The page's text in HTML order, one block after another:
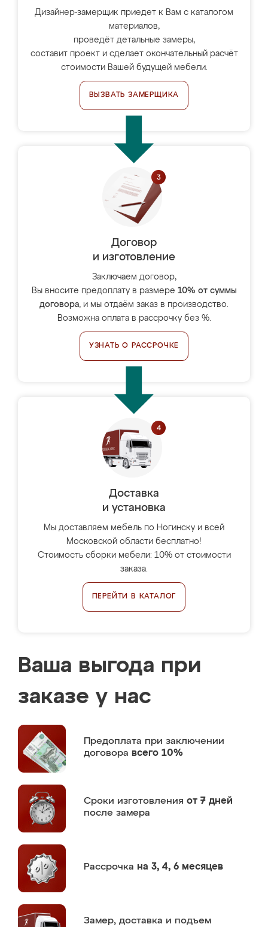
Дизайнер-замерщик приедет к Вам с каталогом
материалов,
проведёт детальные замеры,
составит проект и сделает окончательный расчёт
стоимости Вашей будущей мебели.
ВЫЗВАТЬ ЗАМЕРЩИКА
Договор
и изготовление
Заключаем договор,
Вы вносите предоплату в размере 10% от суммы
договора, и мы отдаём заказ в производство.
Возможна оплата в рассрочку без %.
УЗНАТЬ О РАССРОЧКЕ
Доставка
и установка
Мы доставляем мебель по Ногинску и всей
Московской области бесплатно!
Стоимость сборки мебели: 10% от стоимости
заказа.
ПЕРЕЙТИ В КАТАЛОГ
Ваша выгода при
заказе у нас
Предоплата при заключении
договора всего 10%
Сроки изготовления от 7 дней
после замера
Рассрочка на 3, 4, 6 месяцев
Замер, доставка и подъем